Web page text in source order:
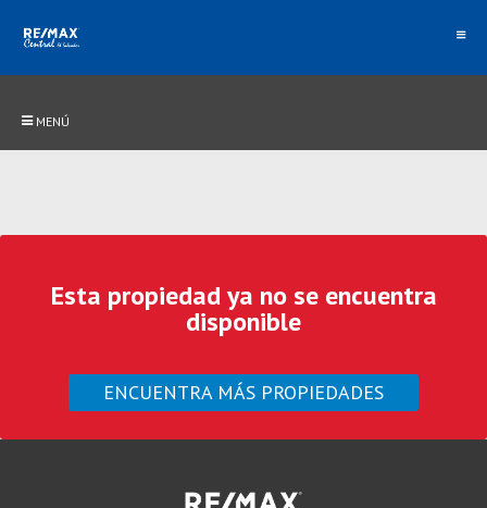
Esta propiedad ya no se encuentra
disponible
ENCUENTRA MÁS PROPIEDADES
MENÚ